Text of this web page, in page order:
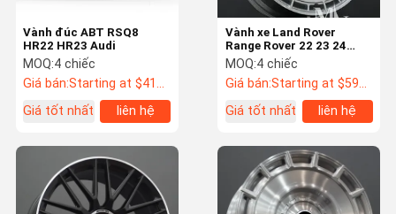
Vành xe Land Rover
Range Rover 22 23 24
inch Rèn Hoàn Toàn
MOQ:4 chiếc
Giá bán:Starting at $591 US Dollars ea
Giá tốt nhất
liên hệ
Vành đúc ABT RSQ8
HR22 HR23 Audi
MOQ:4 chiếc
Giá bán:Starting at $411 US Dollars ea
Giá tốt nhất
liên hệ